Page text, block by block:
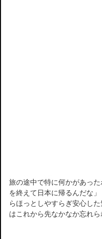
旅の途中で特に何かがあっ
を終えて日本に帰るんだな
らほっとしやすらぎ安心し
はこれから先なかなか忘れら